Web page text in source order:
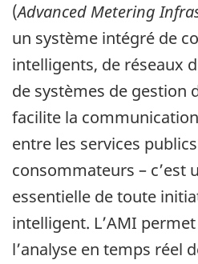
(Advanced Metering
un système intégré de
intelligents, de réseaux
de systèmes de gestion
facilite la
entre les services
consommateurs – c’est
essentielle de toute
intelligent. L’AMI
l’analyse en temps réel